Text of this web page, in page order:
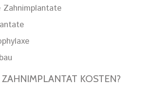
Zahnimplantate
KOSTEN?